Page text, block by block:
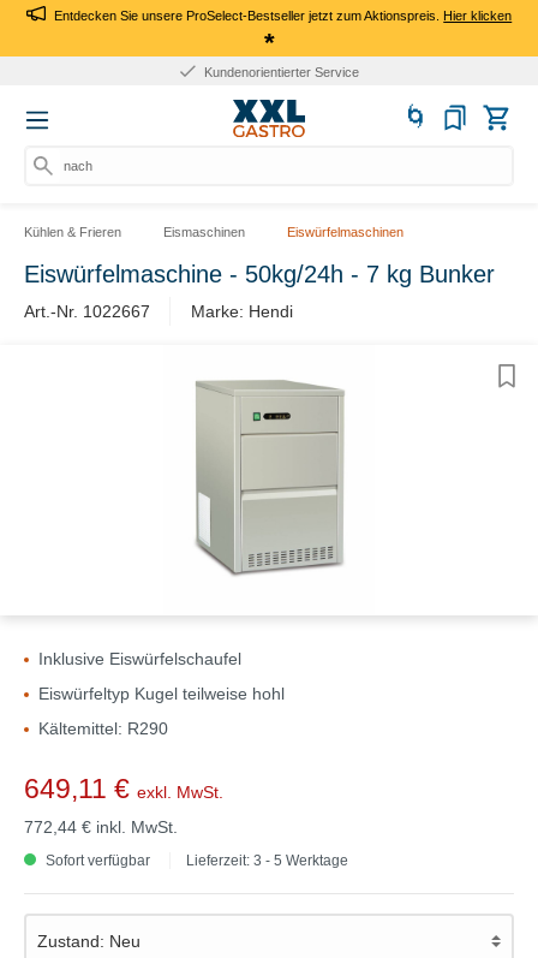
Entdecken Sie unsere ProSelect-Bestseller jetzt zum Aktionspreis.Hier klicken
*
Kundenorientierter Service
nach P
Kühlen & Frieren Eismaschinen Eiswürfelmaschinen
Eiswürfelmaschine - 50kg/24h - 7 kg Bunker
Art.-Nr. 1022667 Marke: Hendi
Inklusive Eiswürfelschaufel
Eiswürfeltyp Kugel teilweise hohl
Kältemittel: R290
649,11 € exkl. MwSt.
772,44 € inkl. MwSt.
Sofort verfügbar Lieferzeit: 3 - 5 Werktage